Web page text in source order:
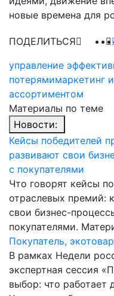
новые времена для
управление
потерямимаркетинг
ассортиментом
ПОДЕЛИТЬСЯ
Материалы по теме
Новости:
Кейсы победителей
развивают свои
с покупателями
Что говорят кейсы
отраслевых премий:
свои бизнес-
покупателями.
Покупатель,
В рамках Недели
экспертная сессия
выбор: что работает